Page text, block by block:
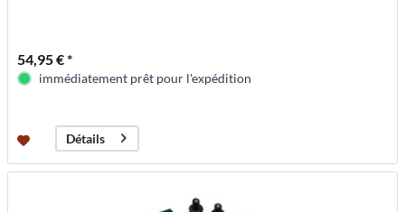
54,95 € *
immédiatement prêt pour l'expédition
Détails